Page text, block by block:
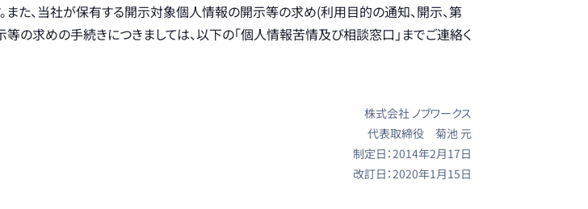
た、当社が保有する開示対象個人情報の開示等の求め(利用目的の通知、開示、第
の求めの手続きにつきましては、以下の「個人情報苦情及び相談窓口」までご連絡く
株式会社 ノブワークス
代表取締役 菊池 元
制定日：2014年2月17日
改訂日：2020年1月15日